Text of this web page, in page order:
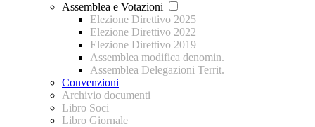
Assemblea e Votazioni
Elezione Direttivo 2025
Elezione Direttivo 2022
Elezione Direttivo 2019
Assemblea modifica denomin.
Assemblea Delegazioni Territ.
Convenzioni
Archivio documenti
Libro Soci
Libro Giornale